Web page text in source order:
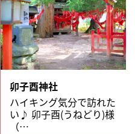
卯子酉神社
ハイキング気分で訪れた
い♪ 卯子酉(うねどり)様
（…